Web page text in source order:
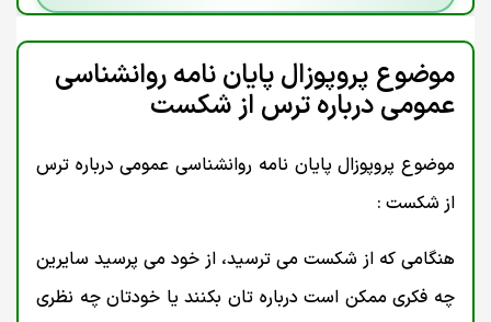
موضوع پروپوزال پایان نامه روانشناسی
عمومی درباره ترس از شکست
موضوع پروپوزال پایان نامه روانشناسی عمومی درباره ترس
از شکست :
هنگامی که از شکست می ترسید، از خود می پرسید سایرین
چه فکری ممکن است درباره تان بکنند یا خودتان چه نظری